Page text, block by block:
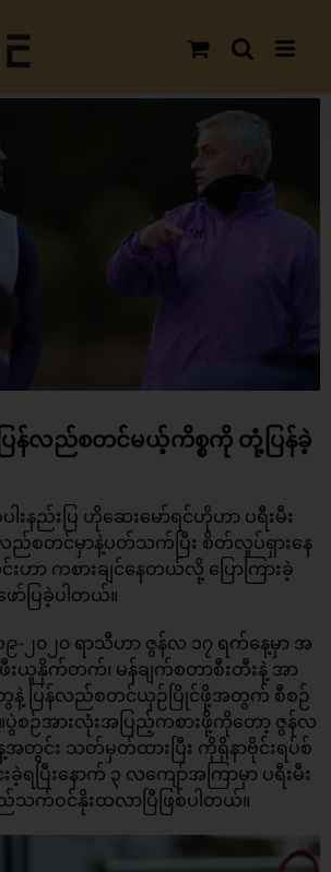
ပြန်လည်စတင်မယ့်ကိစ္စကို တုံ့ပြန်ခဲ့
းနည်းပြ ဟိုဆေးမော်ရင်ဟိုဟာ ပရီးမီး
လည်စတင်မှာနဲ့ပတ်သက်ပြီး စိတ်လှုပ်ရှားနေ
င်းဟာ ကစားချင်နေတယ်လို့ ပြောကြားခဲ့
ော်ပြခဲ့ပါတယ်။
၉-၂၀၂၀ ရာသီဟာ ဇွန်လ ၁၇ ရက်နေ့မှာ အ
ယူနိုက်တက်၊ မန်ချက်စတာစီးတီးနဲ့ အာ
ပြန်လည်စတင်ယှဉ်ပြိုင်ဖို့အတွက် စီစဉ်
ပွဲစဉ်အားလုံးအပြည့်ကစားဖို့ကိုတော့ ဇွန်လ
တွင်း သတ်မှတ်ထားပြီး ကိုရိုနာဗိုင်းရပ်စ်
ရပြီးနောက် ၃ လကျော်အကြာမှာ ပရီးမီး
သက်ဝင်နိုးထလာပြီဖြစ်ပါတယ်။